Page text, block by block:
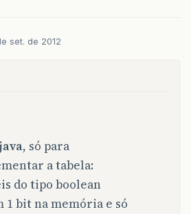
set. de 2012
, só para
a tabela:
do tipo boolean
1 bit na memória e só